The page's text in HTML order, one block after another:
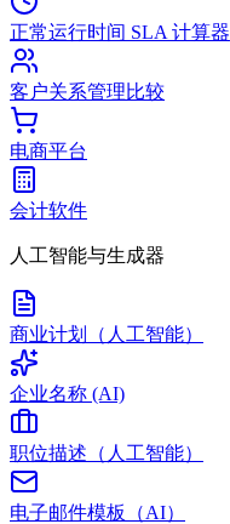
正常运行时间 SLA 计算器
客户关系管理比较
电商平台
会计软件
人工智能与生成器
商业计划（人工智能）
企业名称 (AI)
职位描述（人工智能）
电子邮件模板（AI）